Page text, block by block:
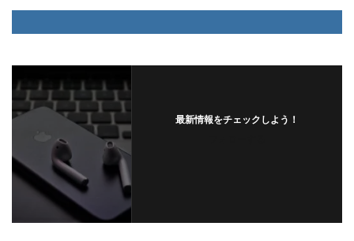
最新情報をチェックしよう！